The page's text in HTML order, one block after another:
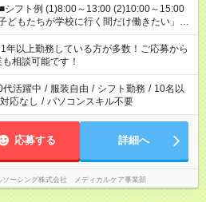
準備がしたい」 「午前中は働いて、午後
間にしたい」 など、ご希望を教えてくださ
事の勤務時間。 合計で週40時間を超える
。
1年以上勤務している方が多数！ご応募から
相談可能です！
代活躍中 / 服装自由 / シフト勤務 / 10名以
応なし / パソコンスキル不要
応募する 詳細へ
ソーシング株式会社 メディカルケア事業部